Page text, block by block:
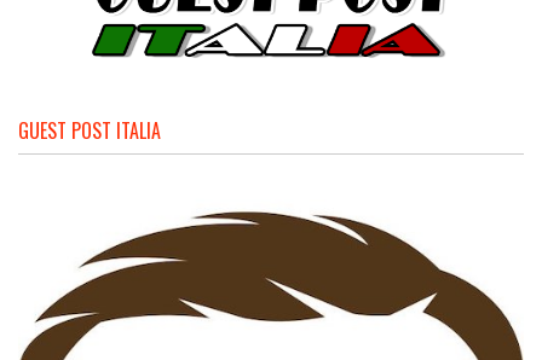
GUEST POST ITALIA